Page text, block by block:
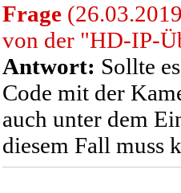
Frage
von der "HD-IP-
Antwort: Sollte
Code mit der
auch unter dem
diesem Fall muss